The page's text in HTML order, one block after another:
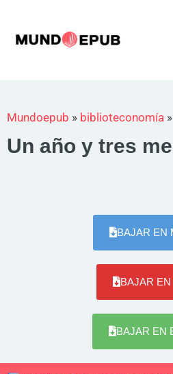
contenido
Mundoepub » biblioteconomía »
Un año y tres
BAJAR EN
BAJAR EN
BAJAR EN